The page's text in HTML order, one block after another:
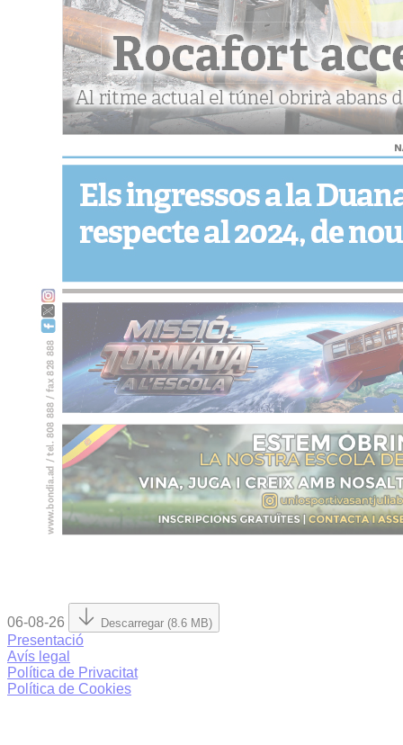
06-08-26 Descarregar (8.6 MB)
Presentació
Avís legal
Política de Privacitat
Política de Cookies